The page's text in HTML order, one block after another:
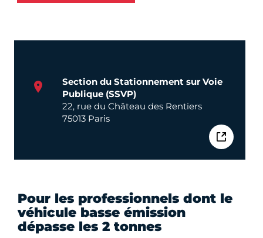
Section du Stationnement sur Voie
Publique (SSVP)
22, rue du Château des Rentiers
75013 Paris
Pour les professionnels dont le
véhicule basse émission
dépasse les 2 tonnes